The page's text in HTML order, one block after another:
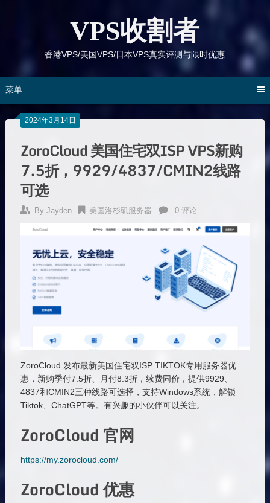
VPS收割者
香港VPS/美国VPS/日本VPS真实评测与限时优惠
菜单
2024年3月14日
ZoroCloud 美国住宅双ISP VPS新购
7.5折，9929/4837/CMIN2线路
可选
By Jayden 美国洛杉矶服务器 0 评论
ZoroCloud 发布最新美国住宅双ISP TIKTOK专用服务器优
惠，新购季付7.5折、月付8.3折，续费同价，提供9929、
4837和CMIN2三种线路可选择，支持Windows系统，解锁
Tiktok、ChatGPT等。有兴趣的小伙伴可以关注。
ZoroCloud 官网
https://my.zorocloud.com/
ZoroCloud 优惠